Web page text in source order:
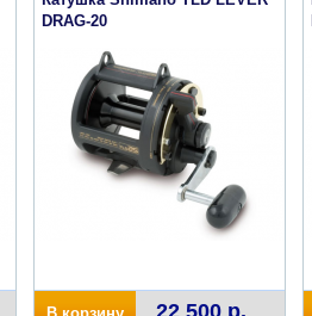
DRAG-20
22 500 р.